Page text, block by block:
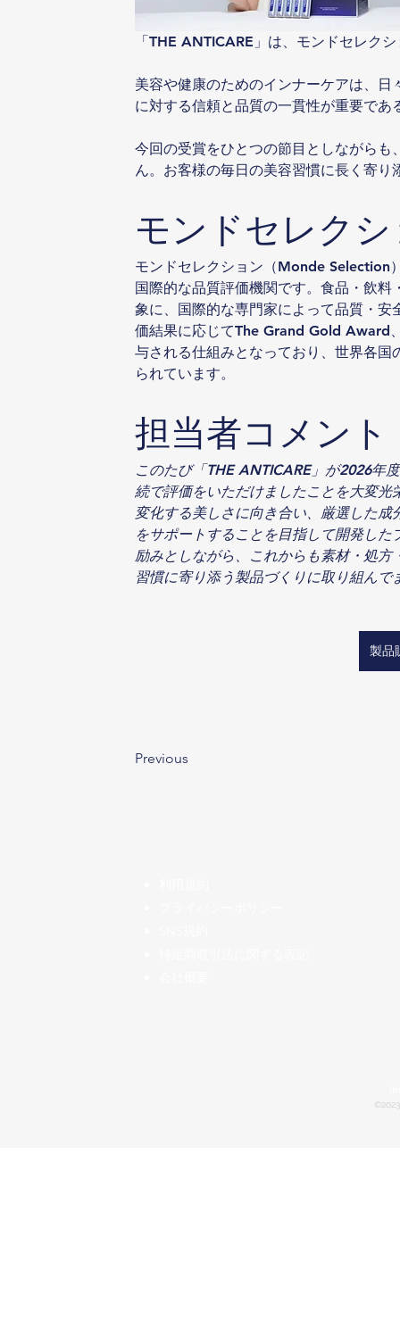
「THE ANTICARE」は、モンドセレク
美容や健康のためのインナーケアは、
に対する信頼と品質の一貫性が重要であ
今回の受賞をひとつの節目としながら
ん。お客様の毎日の美容習慣に長く寄
モンドセレク
モンドセレクション（Monde Selection
国際的な品質評価機関です。食品・飲
象に、国際的な専門家によって品質・
価結果に応じてThe Grand Gold Award
与される仕組みとなっており、世界各
られています。
担当者コメント
このたび「THE ANTICARE」が2026年
続で評価をいただけましたことを大変
変化する美しさに向き合い、厳選した
をサポートすることを目指して開発し
励みとしながら、これからも素材・処
習慣に寄り添う製品づくりに取り組んで
製品
Previous